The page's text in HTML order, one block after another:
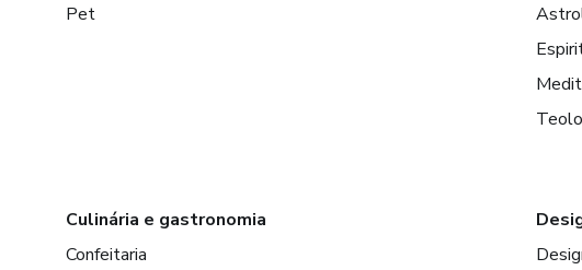
Pet
Culinária e gastronomia
Confeitaria